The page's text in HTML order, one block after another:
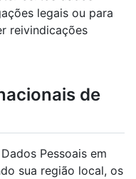
legais ou para
reivindicações
de
Pessoais em
sua região local, os